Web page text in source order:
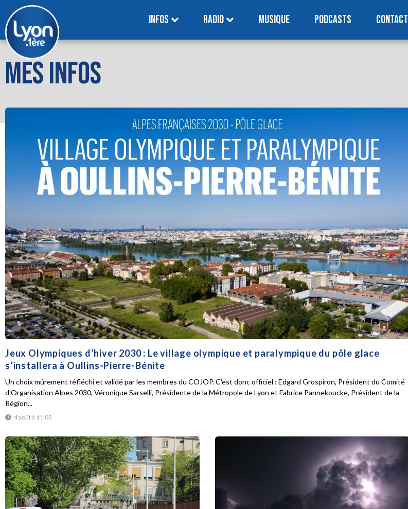
INFOS RADIO MUSIQUE PODCASTS CONTACT
MES INFOS
Jeux Olympiques d’hiver 2030 : Le village olympique et paralympique du pôle glace
s’installera à Oullins-Pierre-Bénite
4 août à 11:02
Un choix mûrement réfléchi et validé par les membres du COJOP. C'est donc officiel : Edgard Grospiron, Président du Comité
d'Organisation Alpes 2030, Véronique Sarselli, Présidente de la Métropole de Lyon et Fabrice Pannekoucke, Président de la
Région...